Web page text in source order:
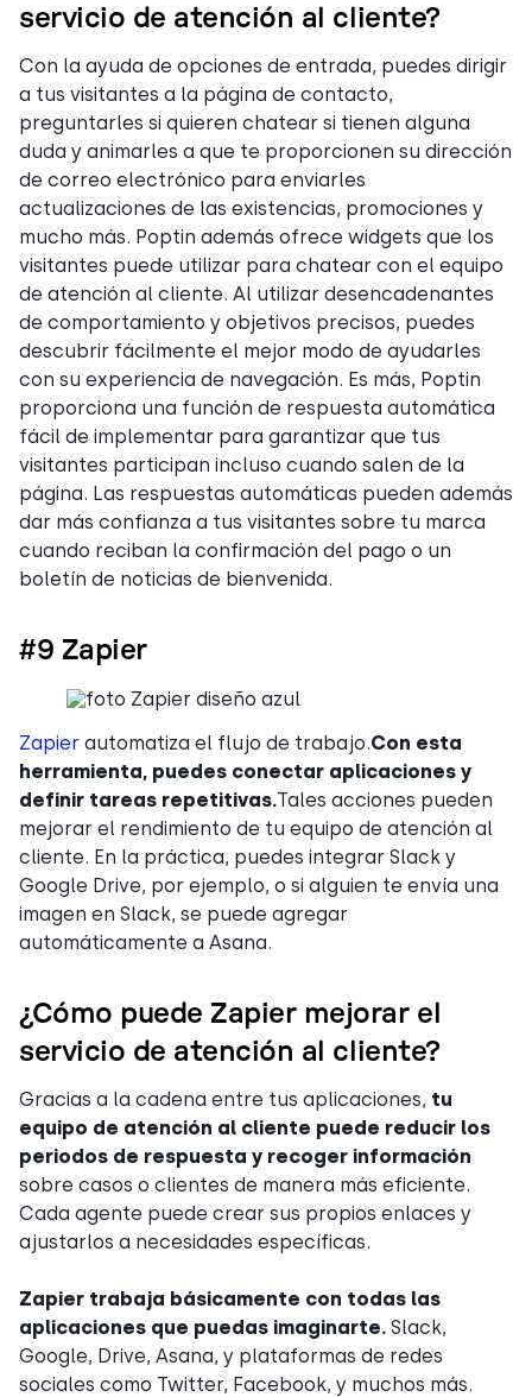
servicio de atención al cliente?
Con la ayuda de opciones de entrada, puedes dirigir
a tus visitantes a la página de contacto,
preguntarles si quieren chatear si tienen alguna
duda y animarles a que te proporcionen su dirección
de correo electrónico para enviarles
actualizaciones de las existencias, promociones y
mucho más. Poptin además ofrece widgets que los
visitantes puede utilizar para chatear con el equipo
de atención al cliente. Al utilizar desencadenantes
de comportamiento y objetivos precisos, puedes
descubrir fácilmente el mejor modo de ayudarles
con su experiencia de navegación. Es más, Poptin
proporciona una función de respuesta automática
fácil de implementar para garantizar que tus
visitantes participan incluso cuando salen de la
página. Las respuestas automáticas pueden además
dar más confianza a tus visitantes sobre tu marca
cuando reciban la confirmación del pago o un
boletín de noticias de bienvenida.
#9 Zapier
Zapier automatiza el flujo de trabajo.Con esta
herramienta, puedes conectar aplicaciones y
definir tareas repetitivas.Tales acciones pueden
mejorar el rendimiento de tu equipo de atención al
cliente. En la práctica, puedes integrar Slack y
Google Drive, por ejemplo, o si alguien te envía una
imagen en Slack, se puede agregar
automáticamente a Asana.
¿Cómo puede Zapier mejorar el
servicio de atención al cliente?
Gracias a la cadena entre tus aplicaciones, tu
equipo de atención al cliente puede reducir los
periodos de respuesta y recoger información
sobre casos o clientes de manera más eficiente.
Cada agente puede crear sus propios enlaces y
ajustarlos a necesidades específicas.
Zapier trabaja básicamente con todas las
aplicaciones que puedas imaginarte. Slack,
Google, Drive, Asana, y plataformas de redes
sociales como Twitter, Facebook, y muchos más.